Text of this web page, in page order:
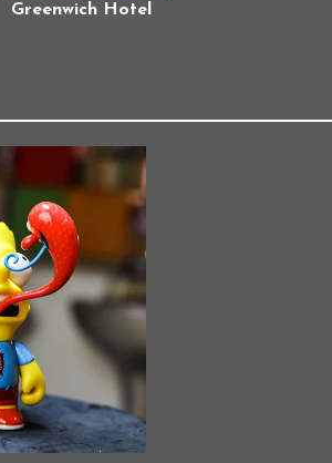
Greenwich Hotel